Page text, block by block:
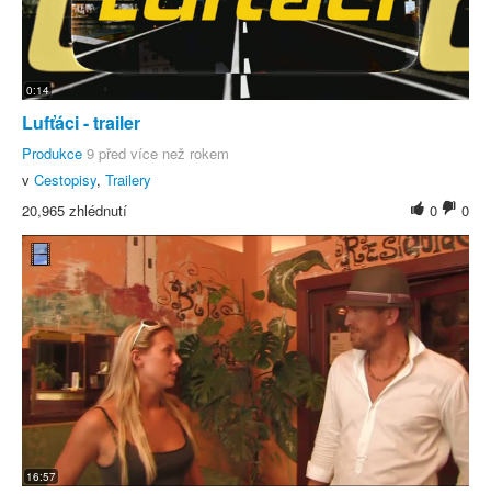
0:14
Lufťáci - trailer
Produkce 9 před více než rokem
v Cestopisy, Trailery
0
0
20,965 zhlédnutí
16:57